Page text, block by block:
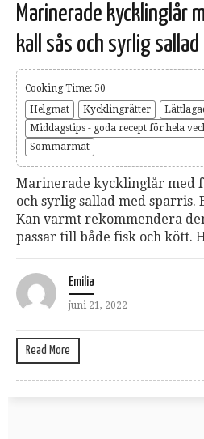
Marinerade kycklinglår
kall sås och syrlig
Cooking Time: 50
Helgmat
Kycklingrätter
Middagstips - goda recept för hela
Sommarmat
Marinerade kycklinglår med
och syrlig sallad med sparris.
Kan varmt rekommendera
passar till både fisk och kött.
Emilia
juni 21, 2022
Read More